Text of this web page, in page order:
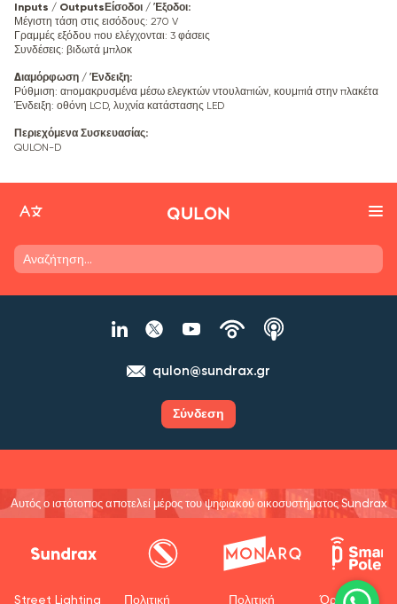
Inputs / OutputsΕίσοδοι / Έξοδοι:
Μέγιστη τάση στις εισόδους: 270 V
Γραμμές εξόδου που ελέγχονται: 3 φάσεις
Συνδέσεις: βιδωτά μπλοκ
Διαμόρφωση / Ένδειξη:
Ρύθμιση: απομακρυσμένα μέσω ελεγκτών ντουλαπιών, κουμπιά στην πλακέτα
Ένδειξη: οθόνη LCD, λυχνία κατάστασης LED
Περιεχόμενα Συσκευασίας:
QULON-D
qulon@sundrax.gr
Σύνδεση
Αυτός ο ιστότοπος αποτελεί μέρος του ψηφιακού οικοσυστήματος Sundrax
Street Lighting Πολιτική Πολιτική Όροι